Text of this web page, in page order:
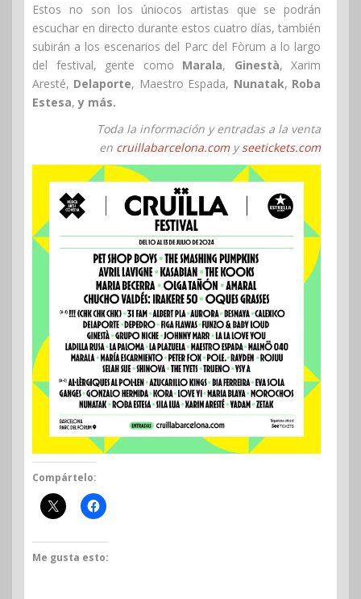
Estos no son los úniocos artistas que se podrán
escuchar en directo durante estos cuatro días, también
subirán a los escenarios del Parc del Fòrum a lo largo
del festival, gente como Marala, Ginestà, Xarim
Aresté, Delaporte, Maestro Espada, Nunatak, Roba
Estesa, y más.
Toda la información y entradas a la venta
en cruillabarcelona.comyseetickets.com
Compártelo:
Me gusta esto: